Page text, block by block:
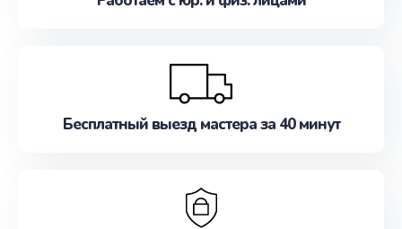
Бесплатный выезд мастера за 40 минут